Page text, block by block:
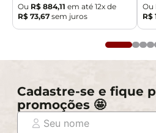
Ou R$ 884,11 em até 12x de
R$ 73,67 sem juros
Ou
R$
Cadastre-se e fique
promoções 🤩